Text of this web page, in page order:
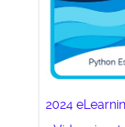
2024